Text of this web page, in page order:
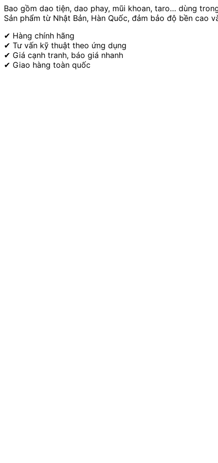
Bao gồm dao tiện, dao phay, mũi khoan, taro… dùng
Sản phẩm từ Nhật Bản, Hàn Quốc, đảm bảo độ bền cao
✔ Hàng chính hãng
✔ Tư vấn kỹ thuật theo ứng dụng
✔ Giá cạnh tranh, báo giá nhanh
✔ Giao hàng toàn quốc